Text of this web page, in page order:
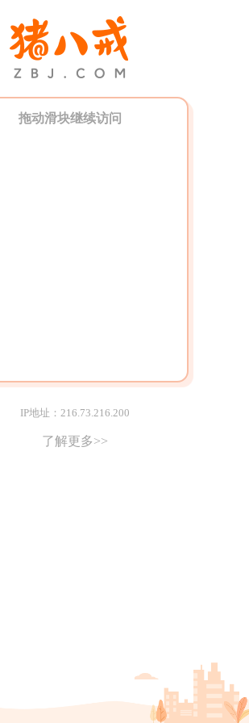
拖动滑块继续访问
IP地址：216.73.216.200
了解更多>>